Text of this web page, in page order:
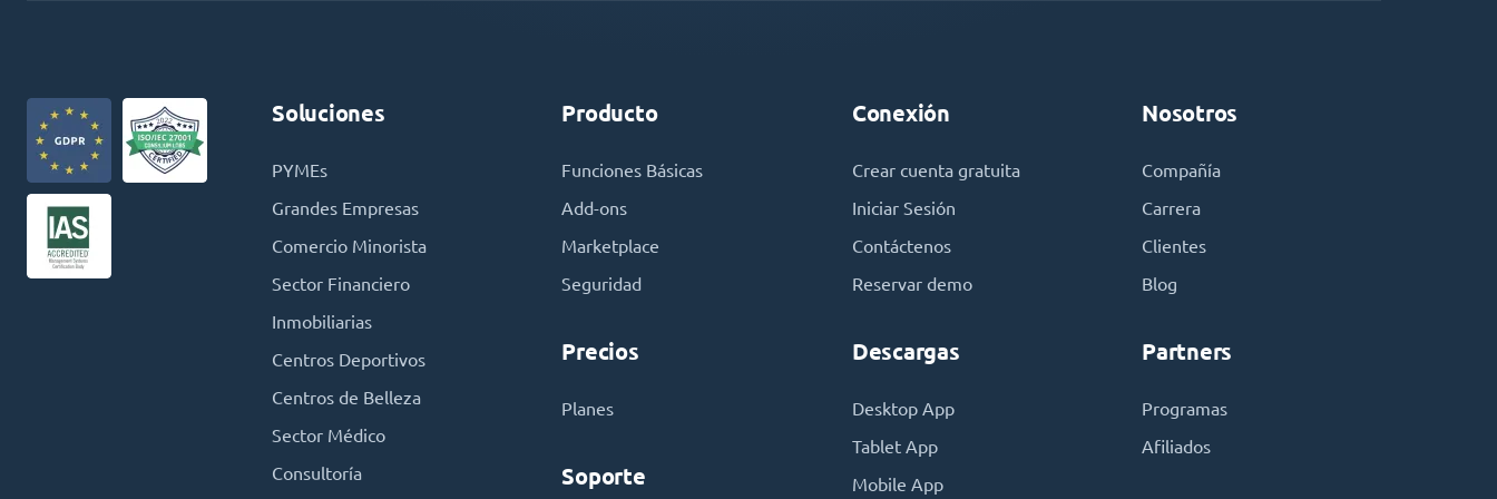
Soluciones
PYMEs
Grandes Empresas
Comercio Minorista
Sector Financiero
Inmobiliarias
Centros Deportivos
Centros de Belleza
Sector Médico
Consultoría
Producto
Funciones Básicas
Add-ons
Marketplace
Seguridad
Precios
Planes
Soporte
Conexión
Crear cuenta gratuita
Iniciar Sesión
Contáctenos
Reservar demo
Descargas
Desktop App
Tablet App
Mobile App
Nosotros
Compañía
Carrera
Clientes
Blog
Partners
Programas
Afiliados